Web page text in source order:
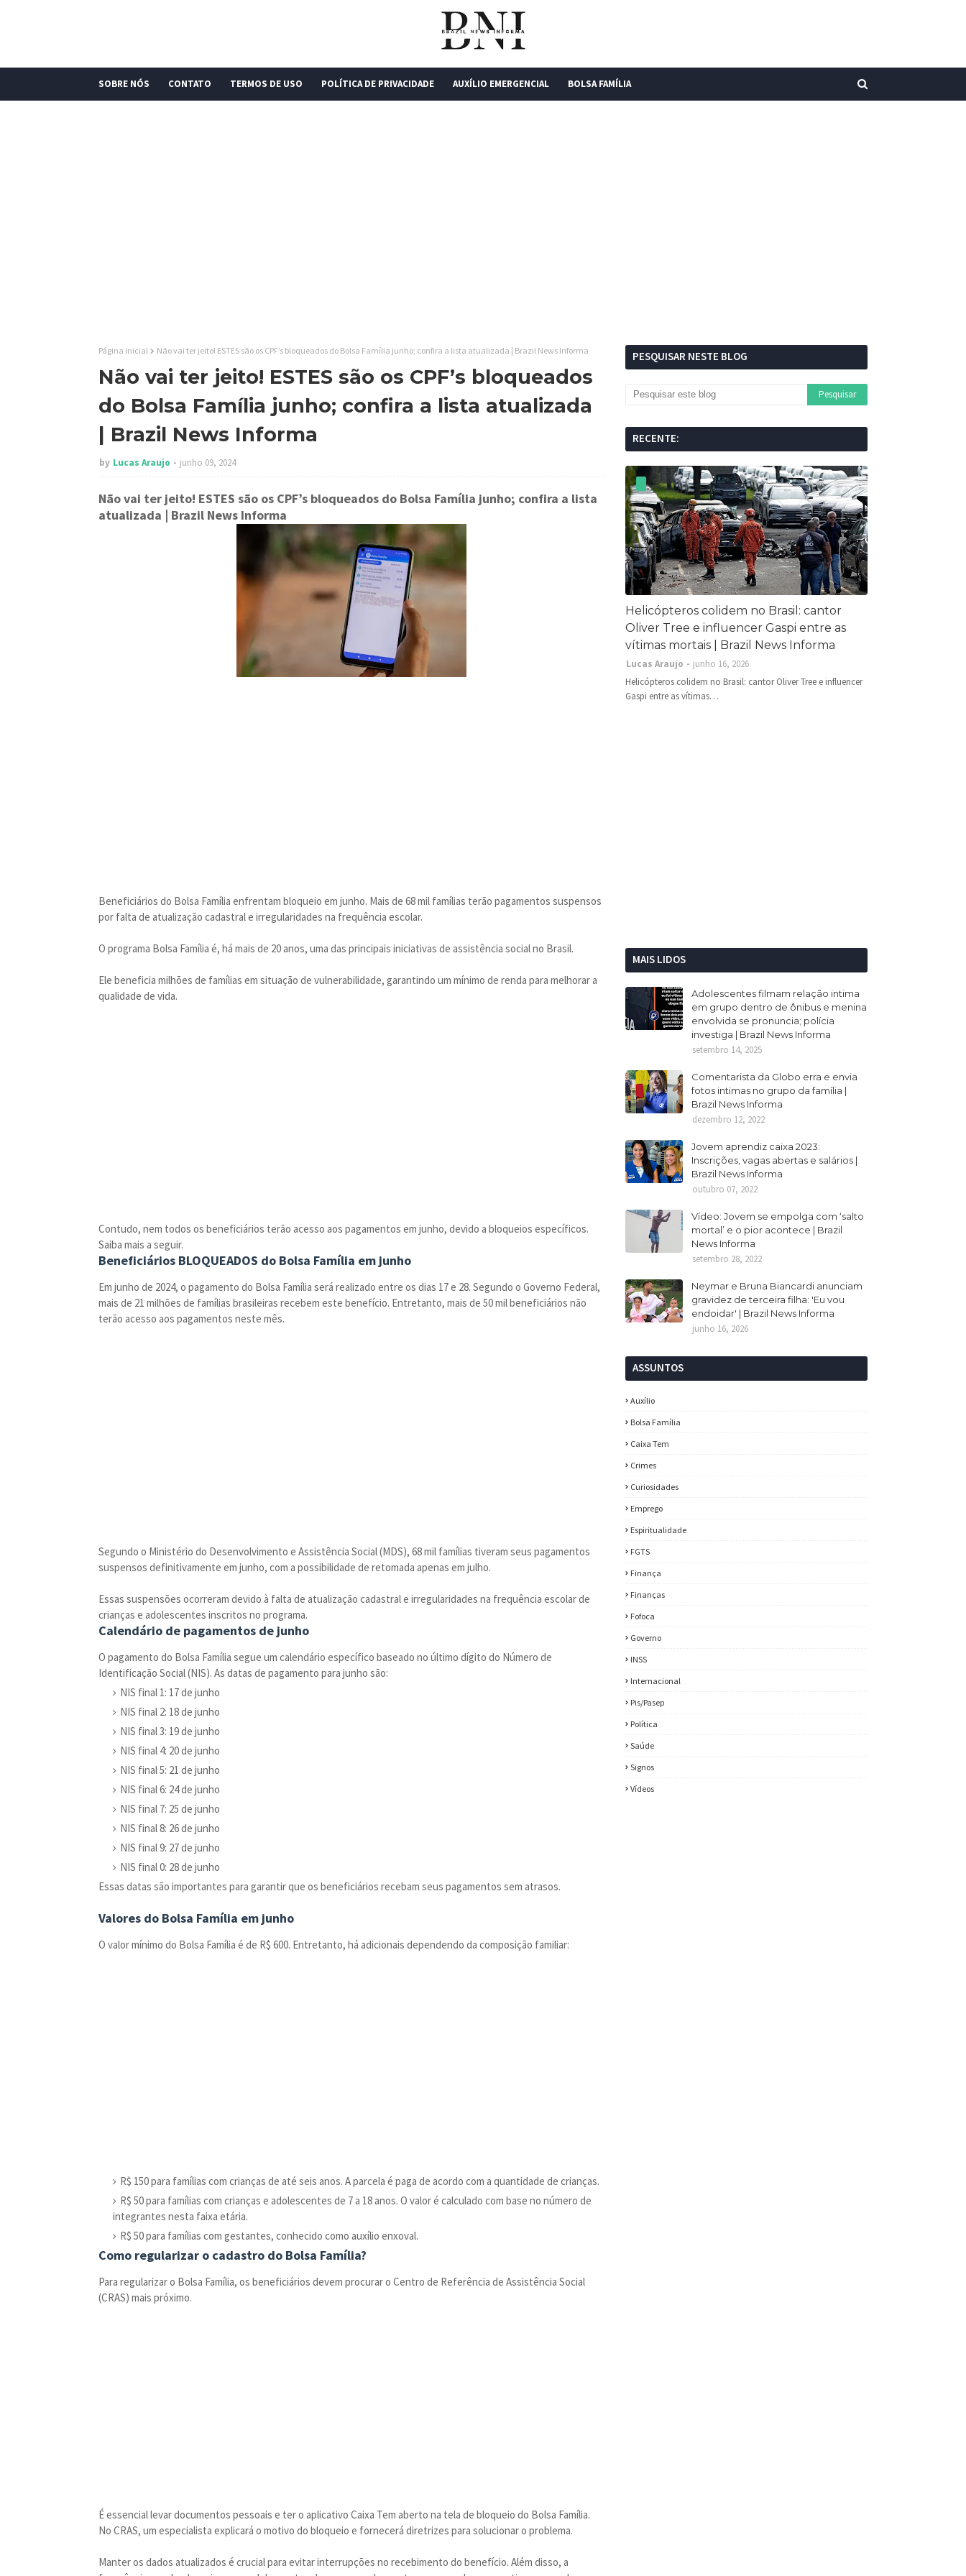
SOBRE NÓS CONTATO TERMOS DE USO POLÍTICA DE PRIVACIDADE AUXÍLIO EMERGENCIAL BOLSA FAMÍLIA
Página inicial Não vai ter jeito! ESTES são os CPF’s bloqueados do Bolsa Família junho; confira a lista atualizada | Brazil News Informa
Não vai ter jeito! ESTES são os CPF’s bloqueados
do Bolsa Família junho; confira a lista atualizada
| Brazil News Informa
by Lucas Araujo junho 09, 2024
Não vai ter jeito! ESTES são os CPF’s bloqueados do Bolsa Família junho; confira a lista
atualizada | Brazil News Informa
Beneficiários do Bolsa Família enfrentam bloqueio em junho. Mais de 68 mil famílias terão pagamentos suspensos
por falta de atualização cadastral e irregularidades na frequência escolar.
O programa Bolsa Família é, há mais de 20 anos, uma das principais iniciativas de assistência social no Brasil.
Ele beneficia milhões de famílias em situação de vulnerabilidade, garantindo um mínimo de renda para melhorar a
qualidade de vida.
Contudo, nem todos os beneficiários terão acesso aos pagamentos em junho, devido a bloqueios específicos.
Saiba mais a seguir.
Beneficiários BLOQUEADOS do Bolsa Família em junho
Em junho de 2024, o pagamento do Bolsa Família será realizado entre os dias 17 e 28. Segundo o Governo Federal,
mais de 21 milhões de famílias brasileiras recebem este benefício. Entretanto, mais de 50 mil beneficiários não
terão acesso aos pagamentos neste mês.
Segundo o Ministério do Desenvolvimento e Assistência Social (MDS), 68 mil famílias tiveram seus pagamentos
suspensos definitivamente em junho, com a possibilidade de retomada apenas em julho.
Essas suspensões ocorreram devido à falta de atualização cadastral e irregularidades na frequência escolar de
crianças e adolescentes inscritos no programa.
Calendário de pagamentos de junho
O pagamento do Bolsa Família segue um calendário específico baseado no último dígito do Número de
Identificação Social (NIS). As datas de pagamento para junho são:
NIS final 1: 17 de junho
NIS final 2: 18 de junho
NIS final 3: 19 de junho
NIS final 4: 20 de junho
NIS final 5: 21 de junho
NIS final 6: 24 de junho
NIS final 7: 25 de junho
NIS final 8: 26 de junho
NIS final 9: 27 de junho
NIS final 0: 28 de junho
Essas datas são importantes para garantir que os beneficiários recebam seus pagamentos sem atrasos.
Valores do Bolsa Família em junho
O valor mínimo do Bolsa Família é de R$ 600. Entretanto, há adicionais dependendo da composição familiar:
R$ 150 para famílias com crianças de até seis anos. A parcela é paga de acordo com a quantidade de crianças.
R$ 50 para famílias com crianças e adolescentes de 7 a 18 anos. O valor é calculado com base no número de
integrantes nesta faixa etária.
R$ 50 para famílias com gestantes, conhecido como auxílio enxoval.
Como regularizar o cadastro do Bolsa Família?
Para regularizar o Bolsa Família, os beneficiários devem procurar o Centro de Referência de Assistência Social
(CRAS) mais próximo.
É essencial levar documentos pessoais e ter o aplicativo Caixa Tem aberto na tela de bloqueio do Bolsa Família.
No CRAS, um especialista explicará o motivo do bloqueio e fornecerá diretrizes para solucionar o problema.
Manter os dados atualizados é crucial para evitar interrupções no recebimento do benefício. Além disso, a
PESQUISAR NESTE BLOG
RECENTE:
Helicópteros colidem no Brasil: cantor
Oliver Tree e influencer Gaspi entre as
vítimas mortais | Brazil News Informa
Lucas Araujo
junho 16, 2026
Helicópteros colidem no Brasil: cantor Oliver Tree e influencer
Gaspi entre as vítimas…
MAIS LIDOS
Adolescentes filmam relação intima
em grupo dentro de ônibus e menina
envolvida se pronuncia; polícia
investiga | Brazil News Informa
setembro 14, 2025
Comentarista da Globo erra e envia
fotos intimas no grupo da família |
Brazil News Informa
dezembro 12, 2022
Jovem aprendiz caixa 2023:
Inscrições, vagas abertas e salários |
Brazil News Informa
outubro 07, 2022
Vídeo: Jovem se empolga com ‘salto
mortal’ e o pior acontece | Brazil
News Informa
setembro 28, 2022
Neymar e Bruna Biancardi anunciam
gravidez de terceira filha: 'Eu vou
endoidar' | Brazil News Informa
junho 16, 2026
ASSUNTOS
Auxílio
Bolsa Família
Caixa Tem
Crimes
Curiosidades
Emprego
Espiritualidade
FGTS
Finança
Finanças
Fofoca
Governo
INSS
Internacional
Pis/Pasep
Política
Saúde
Signos
Vídeos